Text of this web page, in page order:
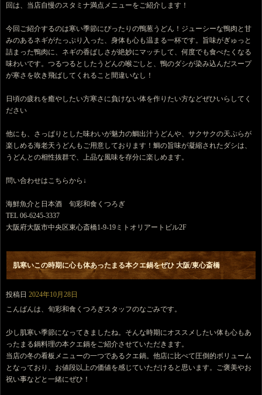
回は、当店自慢のスタミナ満点メニューをご紹介します！
今回ご紹介するのは寒い季節にぴったりの鴨葱うどん！ジューシーな鴨肉と甘
みのあるネギがたっぷり入った、身体も心も温まる一杯です。旨味がぎゅっと
詰まった鴨肉に、ネギの香ばしさが絶妙にマッチして、何度でも食べたくなる
味わいです。つるつるとしたうどんの喉ごしと、鴨のダシが染み込んだスープ
が寒さを吹き飛ばしてくれること間違いなし！
日頃の疲れを癒やしたい方寒さに負けない体を作りたい方などぜひいらしてく
ださい
他にも、さっぱりとした味わいが魅力の鯛出汁うどんや、サクサクの天ぷらが
楽しめる海老天うどんもご用意しております！鯛の旨味が凝縮されたダシは、
うどんとの相性抜群で、上品な風味を存分に楽しめます。
問い合わせはこちらから↓
海鮮魚介と日本酒 旬彩和食くつろぎ
TEL 06-6245-3337
大阪府大阪市中央区東心斎橋1-9-19ミトオリアートビル2F
肌寒いこの時期に心も体あったまる本クエ鍋をぜひ 大阪/東心斎橋
投稿日 2024年10月28日
こんばんは、旬彩和食くつろぎスタッフのなごみです。
少し肌寒い季節になってきましたね。そんな時期にオススメしたい体も心もあ
ったまる鍋料理の本クエ鍋をご紹介させていただきます。
当店の冬の看板メニューの一つであるクエ鍋。他店に比べて圧倒的ボリューム
となっており、お値段以上の価値を感じていただけると思います。ご褒美やお
祝い事などと一緒にぜひ！